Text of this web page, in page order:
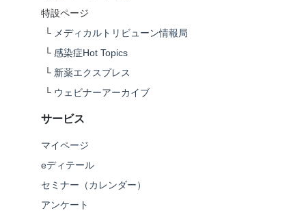
特設ページ
└ メディカルトリビューン情報局
└ 感染症Hot Topics
└ 新薬エクスプレス
└ ウェビナーアーカイブ
サービス
マイページ
eディテール
セミナー（カレンダー）
アンケート